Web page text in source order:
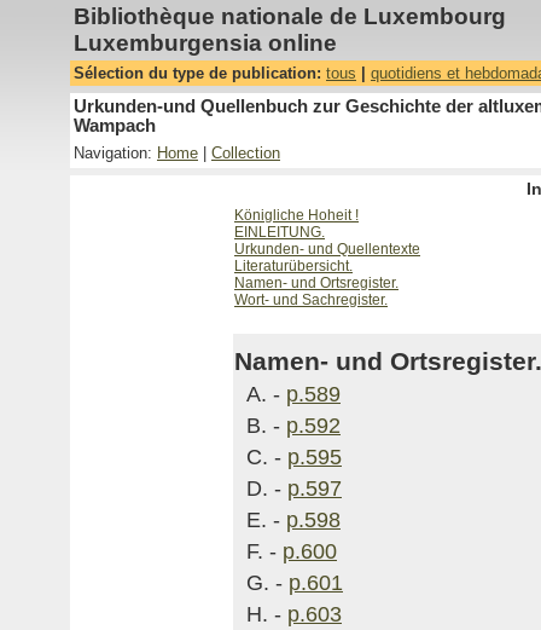
Bibliothèque nationale de Luxembourg
Luxemburgensia online
Sélection du type de publication: tous quotidiens et
Urkunden-und Quellenbuch zur Geschichte der
Wampach
Navigation: Home Collection
Königliche Hoheit !
EINLEITUNG.
Urkunden- und Quellentexte
Literaturübersicht.
Namen- und Ortsregister.
Wort- und Sachregister.
Namen- und
A. - p.589
B. - p.592
C. - p.595
D. - p.597
E. - p.598
F. - p.600
G. - p.601
H. - p.603